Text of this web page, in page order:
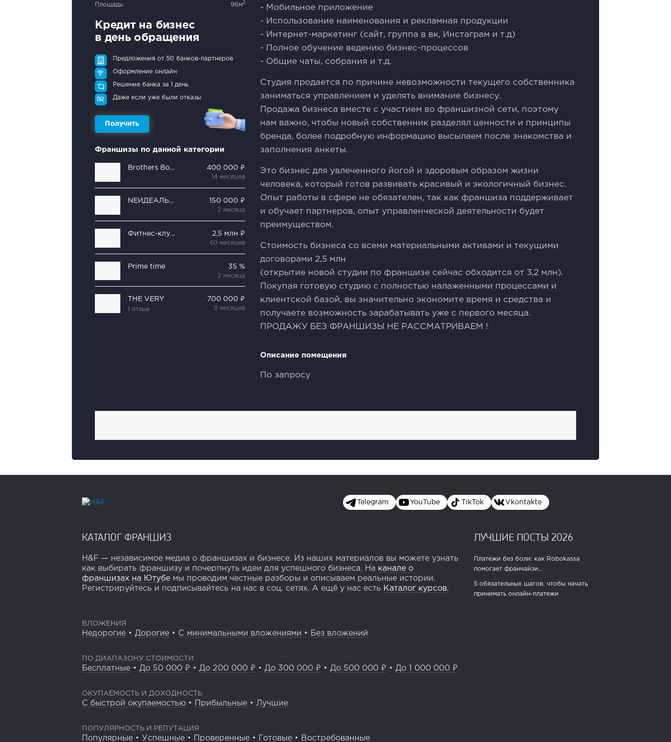
Площадь: 96м2
Кредит на бизнес
в день обращения
Предложения от 50 банков-партнеров
Оформление онлайн
Решение банка за 1 день
Даже если уже были отказы
Получить
Франшизы по данной категории
Brothers Boxing Club 400 000 ₽
14 месяцев
NEИДЕАЛЬНАЯ 150 000 ₽
2 месяца
Фитнес-клуб Spirit. Fitness 2,5 млн ₽
40 месяцев
Prime time 35 %
2 месяца
THE VERY
1 отзыв
700 000 ₽
11 месяцев
- Мобильное приложение
- Использование наименования и рекламная продукции
- Интернет-маркетинг (сайт, группа в вк, Инстаграм и т.д)
- Полное обучение ведению бизнес-процессов
- Общие чаты, собрания и т.д.
Студия продается по причине невозможности текущего собственника
заниматься управлением и уделять внимание бизнесу.
Продажа бизнеса вместе с участием во франшизной сети, поэтому
нам важно, чтобы новый собственник разделял ценности и принципы
бренда, более подробную информацию высылаем после знакомства и
заполнения анкеты.
Это бизнес для увлеченного йогой и здоровым образом жизни
человека, который готов развивать красивый и экологичный бизнес.
Опыт работы в сфере не обязателен, так как франшиза поддерживает
и обучает партнеров, опыт управленческой деятельности будет
преимуществом.
Стоимость бизнеса со всеми материальными активами и текущими
договорами 2,5 млн
(открытие новой студии по франшизе сейчас обходится от 3,2 млн).
Покупая готовую студию с полностью налаженными процессами и
клиентской базой, вы значительно экономите время и средства и
получаете возможность зарабатывать уже с первого месяца.
ПРОДАЖУ БЕЗ ФРАНШИЗЫ НЕ РАССМАТРИВАЕМ !
Описание помещения
По запросу
Telegram YouTube TikTok Vkontakte
КАТАЛОГ ФРАНШИЗ
H&F — независимое медиа о франшизах и бизнесе. Из наших материалов вы можете узнать
как выбирать франшизу и почерпнуть идеи для успешного бизнеса. На канале о
франшизах на Ютубе мы проводим честные разборы и описываем реальные истории.
Регистрируйтесь и подписывайтесь на нас в соц. сетях. А ещё у нас есть Каталог курсов.
ЛУЧШИЕ ПОСТЫ 2026
Платежи без боли: как Robokassa
помогает франчайзи...
5 обязательных шагов, чтобы начать
принимать онлайн-платежи
ВЛОЖЕНИЯ
Недорогие • Дорогие • С минимальными вложениями • Без вложений
ПО ДИАПАЗОНУ СТОИМОСТИ
Бесплатные • До 50 000 ₽ • До 200 000 ₽ • До 300 000 ₽ • До 500 000 ₽ • До 1 000 000 ₽
ОКУПАЕМОСТЬ И ДОХОДНОСТЬ
С быстрой окупаемостью • Прибыльные • Лучшие
ПОПУЛЯРНОСТЬ И РЕПУТАЦИЯ
Популярные • Успешные • Проверенные • Готовые • Востребованные